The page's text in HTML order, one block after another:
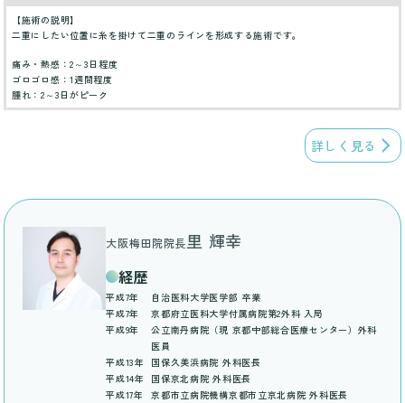
【施術の説明】
二重にしたい位置に糸を掛けて二重のラインを形成する施術です。
痛み・熱感：2～3日程度
ゴロゴロ感：1週間程度
腫れ：2～3日がピーク
詳しく見る
大阪梅田院院長里 輝幸
経歴
平成7年
自治医科大学医学部 卒業
平成7年
京都府立医科大学付属病院第2外科 入局
平成9年
公立南丹病院（現 京都中部総合医療センター）外科
医員
平成13年
国保久美浜病院 外科医長
平成14年
国保京北病院 外科医長
平成17年
京都市立病院機構京都市立京北病院 外科医長